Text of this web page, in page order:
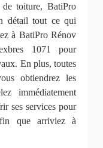
de toiture, BatiPro
détail tout ce qui
à BatiPro Rénov
1071 pour
En plus, toutes
obtiendrez les
immédiatement
ses services pour
que arriviez à